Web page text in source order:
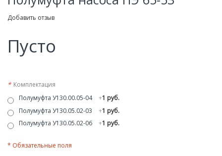
Добавить отзыв
Пусто
* Комплектация
Полумуфта У130.00.05-04
+1 руб.
Полумуфта У130.05.02-03
+1 руб.
Полумуфта У130.05.02-06
+1 руб.
* Обязательные поля